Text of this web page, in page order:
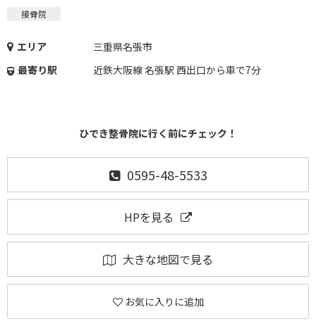
接骨院
エリア
三重県名張市
最寄り駅
近鉄大阪線 名張駅 西出口から車で7分
ひでき整骨院に行く前にチェック！
0595-48-5533
HPを見る
大きな地図で見る
お気に入りに追加